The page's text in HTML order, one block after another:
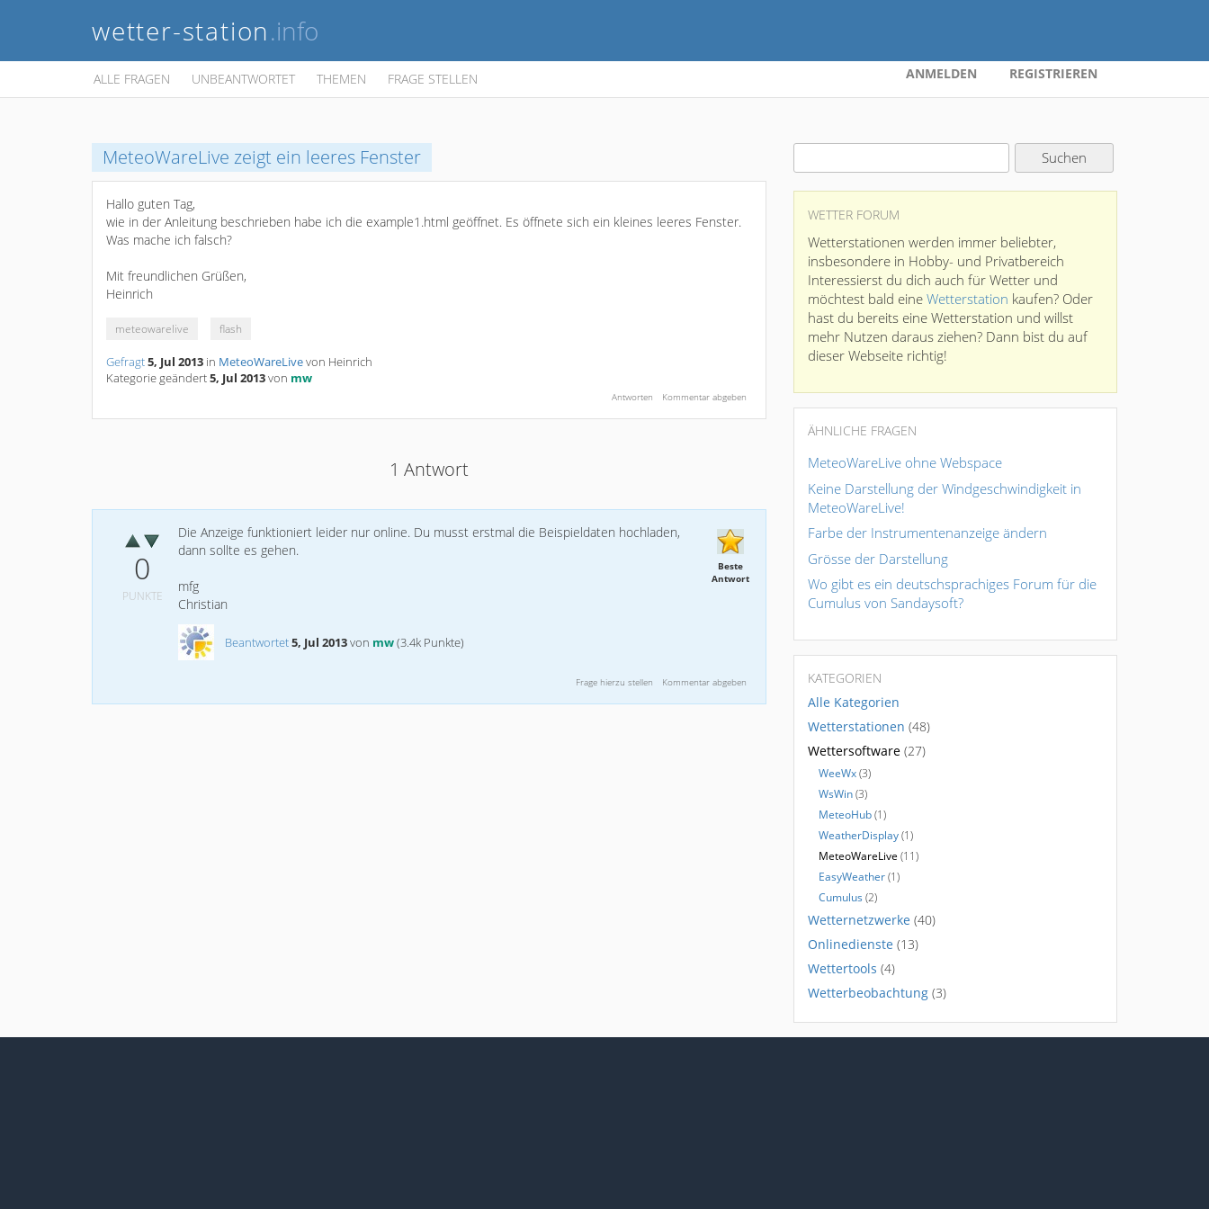
wetter-station.info
ALLE FRAGEN UNBEANTWORTET THEMEN FRAGE STELLEN ANMELDEN REGISTRIEREN
MeteoWareLive zeigt ein leeres Fenster
Hallo guten Tag,
wie in der Anleitung beschrieben habe ich die example1.html geöffnet. Es öffnete sich ein kleines leeres Fenster.
Was mache ich falsch?
Mit freundlichen Grüßen,
Heinrich
meteowarelive flash
Gefragt5, Jul 2013 in MeteoWareLivevon Heinrich
Kategorie geändert5, Jul 2013von mw
1 Antwort
0
PUNKTE
Beste
Antwort
Die Anzeige funktioniert leider nur online. Du musst erstmal die Beispieldaten hochladen,
dann sollte es gehen.
mfg
Christian
Beantwortet5, Jul 2013von mw(3.4k Punkte)
WETTER FORUM
Wetterstationen werden immer beliebter,
insbesondere in Hobby- und Privatbereich
Interessierst du dich auch für Wetter und
möchtest bald eine Wetterstation kaufen? Oder
hast du bereits eine Wetterstation und willst
mehr Nutzen daraus ziehen? Dann bist du auf
dieser Webseite richtig!
ÄHNLICHE FRAGEN
MeteoWareLive ohne Webspace
Keine Darstellung der Windgeschwindigkeit in
MeteoWareLive!
Farbe der Instrumentenanzeige ändern
Grösse der Darstellung
Wo gibt es ein deutschsprachiges Forum für die
Cumulus von Sandaysoft?
KATEGORIEN
Alle Kategorien
Wetterstationen (48)
Wettersoftware (27)
WeeWx(3)
WsWin(3)
MeteoHub(1)
WeatherDisplay(1)
MeteoWareLive (11)
EasyWeather(1)
Cumulus (2)
Wetternetzwerke (40)
Onlinedienste (13)
Wettertools (4)
Wetterbeobachtung (3)